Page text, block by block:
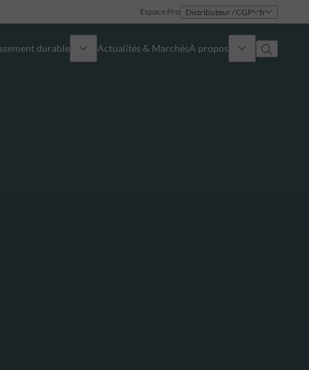
Espace Pro Distributeur / CGP fr
durable Actualités & MarchésÀ propos